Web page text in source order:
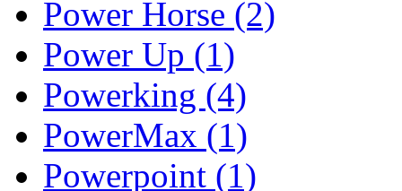
Power Horse (2)
Power Up (1)
Powerking (4)
PowerMax (1)
Powerpoint (1)